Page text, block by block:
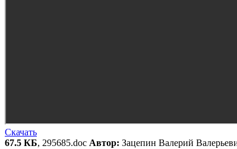
Скачать
67.5 КБ, 295685.doc Автор: Зацепин Валерий